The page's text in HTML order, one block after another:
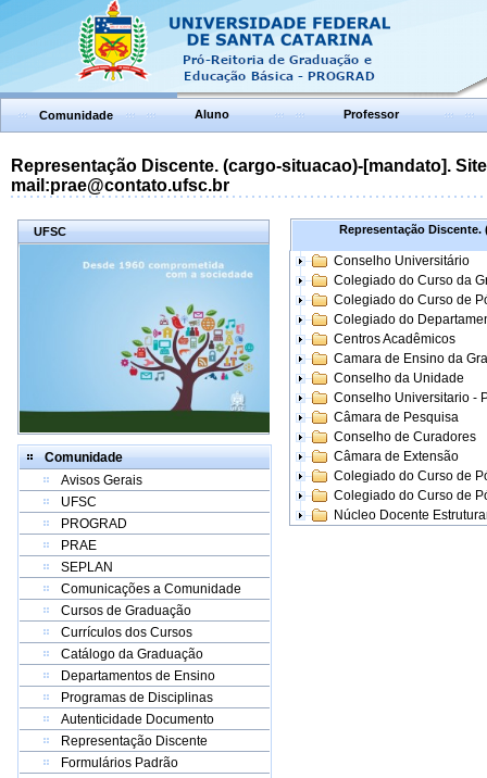
Comunidade Aluno Professor
Representação Discente. (cargo-situacao)-[mandato].
mail:prae@contato.ufsc.br
UFSC
Comunidade
Avisos Gerais
UFSC
PROGRAD
PRAE
SEPLAN
Comunicações a Comunidade
Cursos de Graduação
Currículos dos Cursos
Catálogo da Graduação
Departamentos de Ensino
Programas de Disciplinas
Autenticidade Documento
Representação Discente
Formulários Padrão
Representação Discente.
Conselho Universitário
Colegiado do Curso da
Colegiado do Curso de
Colegiado do
Centros Acadêmicos
Camara de Ensino da
Conselho da Unidade
Conselho Universitario -
Câmara de Pesquisa
Conselho de Curadores
Câmara de Extensão
Colegiado do Curso de
Colegiado do Curso de
Núcleo Docente